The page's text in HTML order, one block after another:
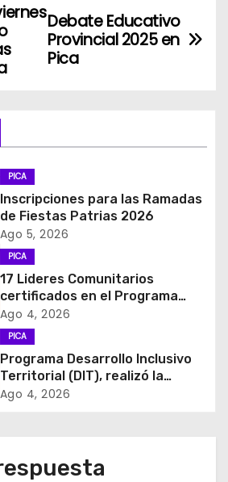
Debate Educativo
Provincial 2025 en
Pica
PICA
Inscripciones para las Ramadas
de Fiestas Patrias 2026
Ago 5, 2026
PICA
17 Lideres Comunitarios
certificados en el Programa
MÁS AMA
Ago 4, 2026
PICA
Programa Desarrollo Inclusivo
Territorial (DIT), realizó la
entrega de Cajas de Regulación
Ago 4, 2026